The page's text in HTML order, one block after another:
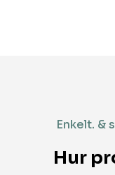
Enkelt. &
Hur